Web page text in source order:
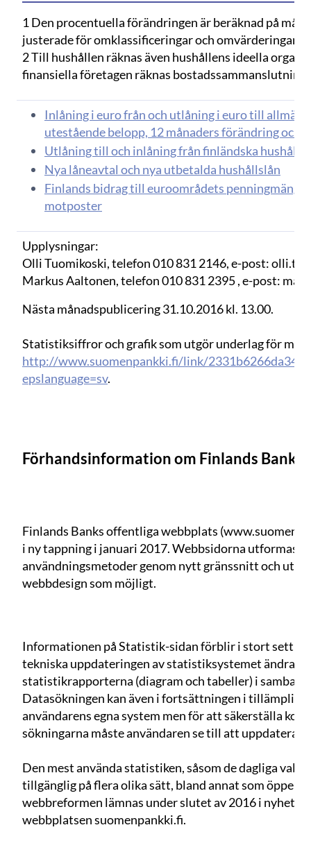
1 Den procentuella förändringen är beräknad på
justerade för omklassificeringar och omvärderingar.
2 Till hushållen räknas även hushållens ideella
finansiella företagen räknas
Inlåning i euro från och utlåning i euro till
utestående belopp, 12 månaders förändring och
Utlåning till och inlåning från finländska hushåll i
Nya låneavtal och nya utbetalda hushållslån
Finlands bidrag till euroområdets
motposter
Upplysningar:
Olli Tuomikoski, telefon 010 831 2146, e-post:
Markus Aaltonen, telefon 010 831 2395 , e-post:
Nästa månadspublicering 31.10.2016 kl. 13.00.
Statistiksiffror och grafik som utgör underlag för
http://www.suomenpankki.fi/link/
epslanguage=sv.
Förhandsinformation om Finlands Banks
Finlands Banks offentliga webbplats
i ny tappning i januari 2017. Webbsidorna utformas
användningsmetoder genom nytt gränssnitt och
webbdesign som möjligt.
Informationen på Statistik-sidan förblir i stort sett
tekniska uppdateringen av statistiksystemet ändras
statistikrapporterna (diagram och tabeller) i
Datasökningen kan även i fortsättningen i tillämpliga
användarens egna system men för att säkerställa
sökningarna måste användaren se till att uppdatera
Den mest använda statistiken, såsom de dagliga
tillgänglig på flera olika sätt, bland annat som öppen
webbreformen lämnas under slutet av 2016 i
webbplatsen suomenpankki.fi.